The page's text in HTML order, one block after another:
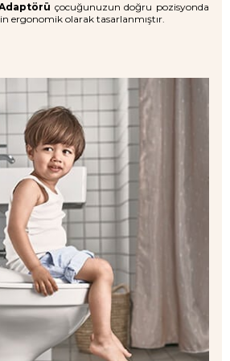
çocuğunuzun doğru pozisyonda
ergonomik olarak tasarlanmıştır.